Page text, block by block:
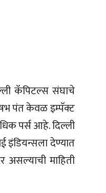
कॅपिटल्स संघाचे
पंत केवळ इम्पॅक्ट
पर्स आहे. दिल्ली
देण्यात
असल्याची माहिती